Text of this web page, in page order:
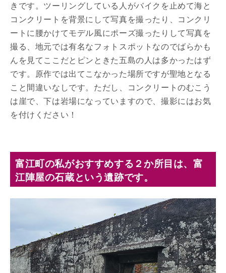
きです。ツーリングしている人がバイクを止めて海と
コンクリートを背景にして写真を撮ったり、コンクリ
ートに腰かけてモデル風にポーズ撮ったりして写真を
撮る、地元では有名なフォトスポットなのでばらかも
んを見てここだとピンときた五島の人は多かったはず
です。原作では出てこなかった場所ですが聖地となる
こと間違いなしです。ただし、コンクリートのむこう
は崖で、下は岩場になっていますので、撮影にはお気
を付けください！
富江町の私がおすすめする２か所目は、富
江陣屋の石蔵という遺跡です。